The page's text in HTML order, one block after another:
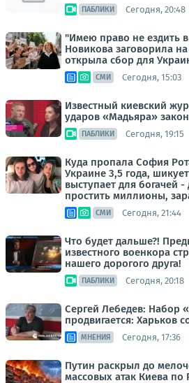
ПАБЛИКИ Сегодня, 20:48
"Имею право не ездить
Новикова заговорила
открыла сбор для
СМИ Сегодня, 15:03
Известный киевский
ударов «Мадьяра»
ПАБЛИКИ Сегодня, 19:15
Куда пропала София
Украине 3,5 года,
выступает для богачей
простить миллионы,
СМИ Сегодня, 21:44
Что будет дальше?!
известного военкора
нашего дорогого друга!
ПАБЛИКИ Сегодня, 20:18
Сергей Лебедев: Набор
продвигается: Харьков
МНЕНИЯ Сегодня, 17:36
Путин раскрыл до
массовых атак Киева по